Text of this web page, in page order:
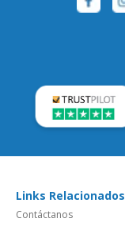
Links Relacionados
Contáctanos